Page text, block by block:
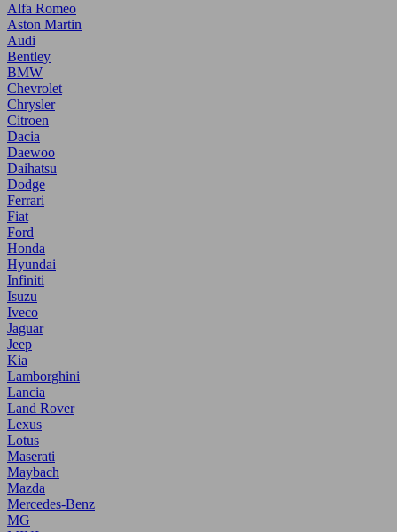
Alfa Romeo
Aston Martin
Audi
Bentley
BMW
Chevrolet
Chrysler
Citroen
Dacia
Daewoo
Daihatsu
Dodge
Ferrari
Fiat
Ford
Honda
Hyundai
Infiniti
Isuzu
Iveco
Jaguar
Jeep
Kia
Lamborghini
Lancia
Land Rover
Lexus
Lotus
Maserati
Maybach
Mazda
Mercedes-Benz
MG